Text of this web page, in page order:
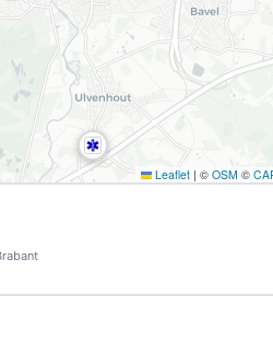
Leaflet | © OSM ©